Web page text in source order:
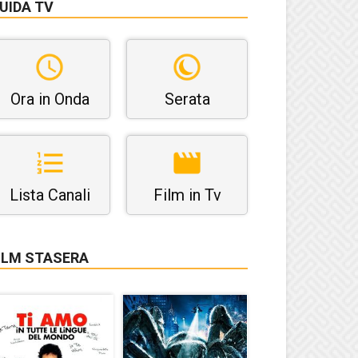
TV
Ora in Onda Serata
Lista Canali Film in Tv
STASERA